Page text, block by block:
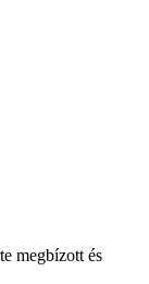
megbízott és